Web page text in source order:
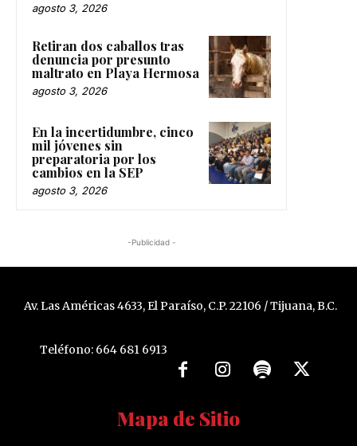
agosto 3, 2026
Retiran dos caballos tras
denuncia por presunto
maltrato en Playa Hermosa
agosto 3, 2026
En la incertidumbre, cinco
mil jóvenes sin
preparatoria por los
cambios en la SEP
agosto 3, 2026
-Publicidad -
Av. Las Américas 4633, El Paraíso, C.P. 22106 / Tijuana, B.C.
Teléfono: 664 681 6913
Mapa de Sitio